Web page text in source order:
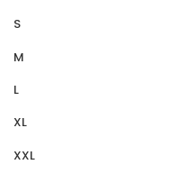
S
M
L
XL
XXL